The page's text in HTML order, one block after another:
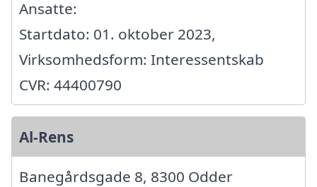
Ansatte:
Startdato: 01. oktober 2023,
Virksomhedsform: Interessentskab
CVR: 44400790
Al-Rens
Banegårdsgade 8, 8300 Odder